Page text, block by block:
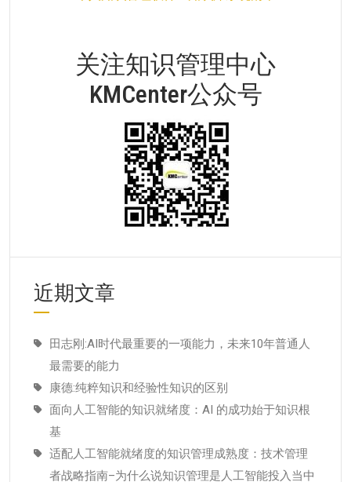
关注知识管理中心
KMCenter公众号
近期文章
田志刚:AI时代最重要的一项能力，未来10年普通人
最需要的能力
康德:纯粹知识和经验性知识的区别
面向人工智能的知识就绪度：AI 的成功始于知识根
基
适配人工智能就绪度的知识管理成熟度：技术管理
者战略指南–为什么说知识管理是人工智能投入当中